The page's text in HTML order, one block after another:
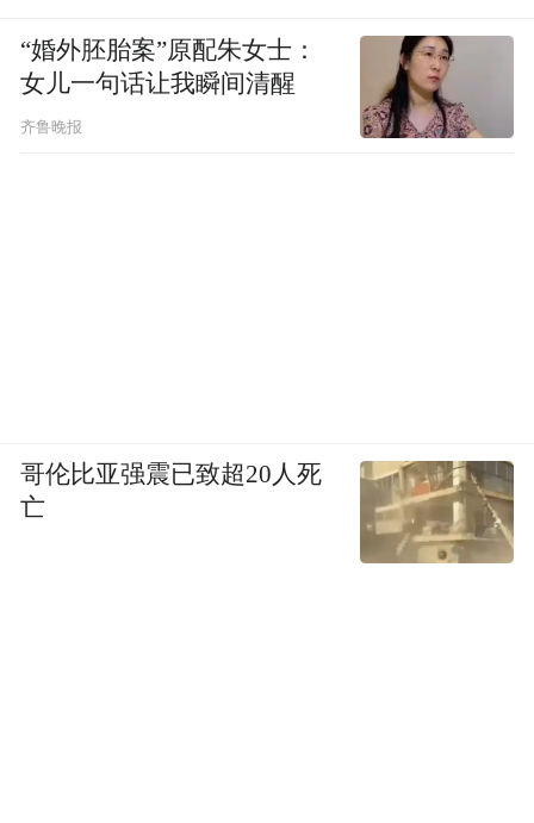
“婚外胚胎案”原配朱女士：
女儿一句话让我瞬间清醒
齐鲁晚报
哥伦比亚强震已致超20人死
亡